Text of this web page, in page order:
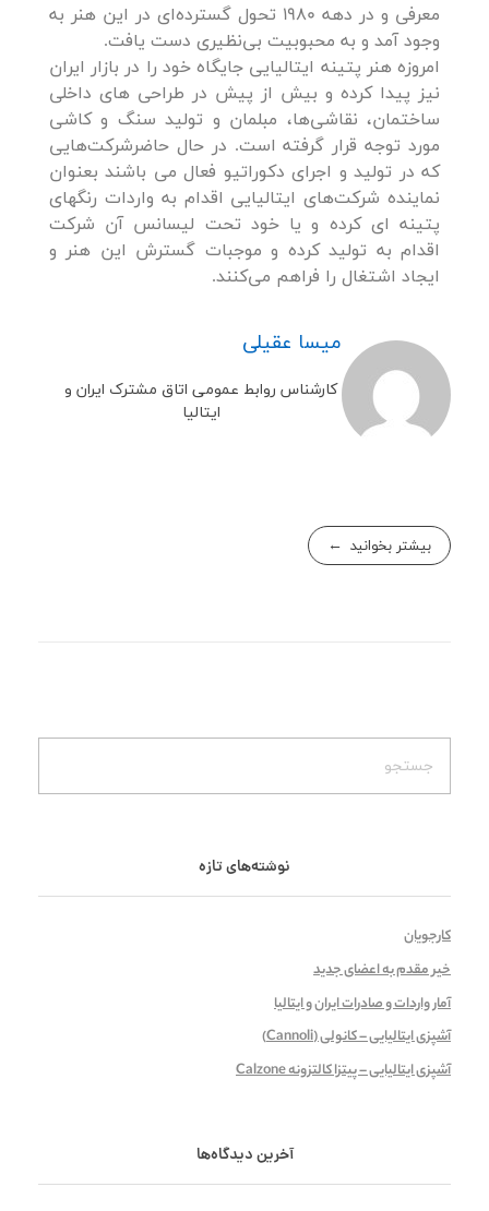
معرفی و در دهه 1980 تحول گسترده‌ای در این هنر به
وجود آمد و به محبوبیت بی‌نظیری دست یافت.
امروزه هنر پتینه ایتالیایی جایگاه خود را در بازار ایران
نیز پیدا کرده و بیش از پیش در طراحی های داخلی
ساختمان، نقاشی‌ها، مبلمان و تولید سنگ و کاشی
مورد توجه قرار گرفته است. در حال حاضرشرکت‌هایی
که در تولید و اجرای دکوراتیو فعال می باشند بعنوان
نماینده شرکت‌های ایتالیایی اقدام به واردات رنگهای
پتینه ای کرده و یا خود تحت لیسانس آن شرکت
اقدام به تولید کرده و موجبات گسترش این هنر و
ایجاد اشتغال را فراهم می‌کنند.
میسا عقیلی
کارشناس روابط عمومی اتاق مشترک ایران و
ایتالیا
بیشتر بخوانید
نوشته‌های تازه
کارجویان
خیر مقدم به اعضای جدید
آمار واردات و صادرات ایران و ایتالیا
آشپزی ایتالیایی – کانولی (Cannoli)
آشپزی ایتالیایی – پیتزا کالتزونه Calzone
آخرین دیدگاه‌ها